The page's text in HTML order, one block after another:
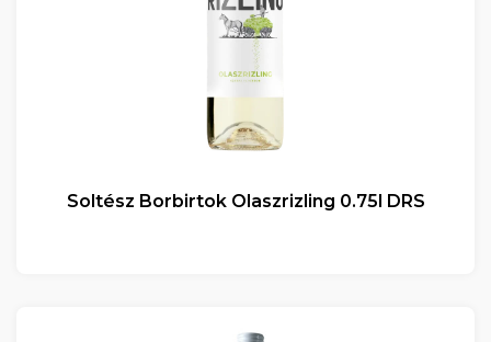
Soltész Borbirtok Olaszrizling 0.75l DRS